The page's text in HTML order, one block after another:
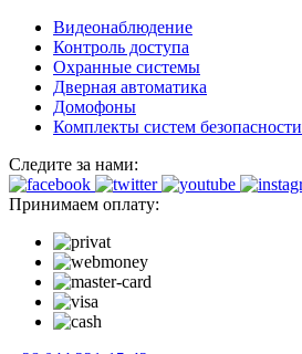
Видеонаблюдение
Контроль доступа
Охранные системы
Дверная автоматика
Домофоны
Комплекты систем безопасности
Следите за нами:
Принимаем оплату: